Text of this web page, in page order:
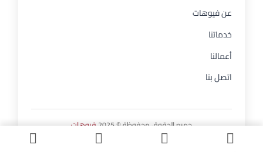
عن فيوهات
خدماتنا
أعمالنا
اتصل بنا
جميع الحقوق محفوظة © 2025 فيوهات